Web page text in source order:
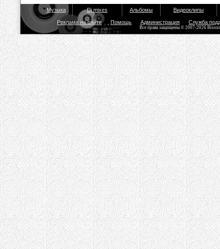
Музыка Dj mixes Альбомы Видеоклипы
Реклама на сайте Помощь Администрация Служба
Все права защищены © 2007-2026